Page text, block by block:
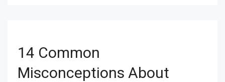
14 Common
Misconceptions About